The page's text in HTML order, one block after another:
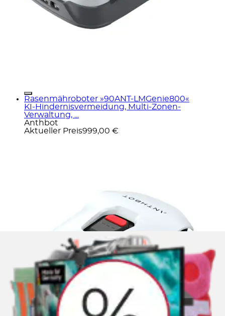
Rasenmähroboter »90ANT-LMGenie800«
KI‑Hindernisvermeidung, Multi‑Zonen-
Verwaltung, ...
Anthbot
Aktueller Preis999,00 €